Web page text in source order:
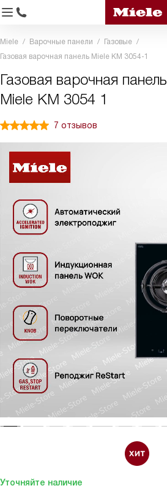
Miele Варочные панели
Газовые
Газовая варочная панель Miele KM 3054-1
Газовая варочная панель
Miele KM 3054 1
7 отзывов
Уточняйте наличие